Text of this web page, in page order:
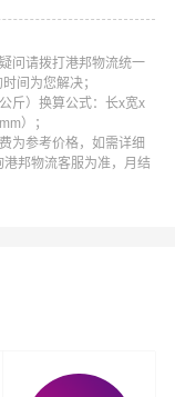
问请拨打 港邦物流统一
间为您解决；
斤）换算公式：长x宽x
）；
为参考价格，如需详细
港邦物流客服为准，月结